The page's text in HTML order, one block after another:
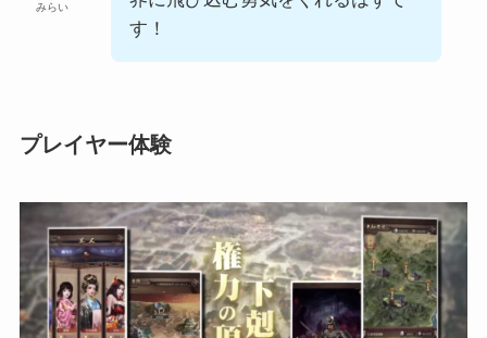
みらい
す！
プレイヤー体験